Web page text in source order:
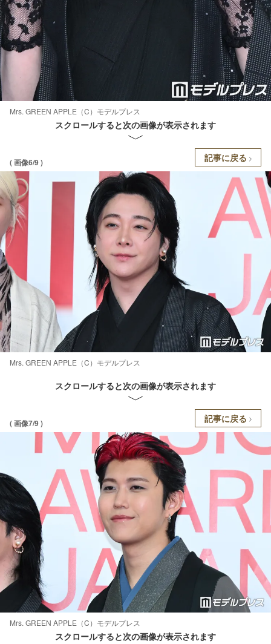
Mrs. GREEN APPLE（C）モデルプレス
スクロールすると次の画像が表示されます
( 画像6/9 ) 記事に戻る
Mrs. GREEN APPLE（C）モデルプレス
スクロールすると次の画像が表示されます
( 画像7/9 ) 記事に戻る
Mrs. GREEN APPLE（C）モデルプレス
スクロールすると次の画像が表示されます